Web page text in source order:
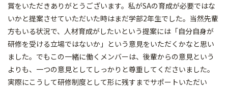
賞をいただきありがとうございます。私がSAの育成が必要ではな
いかと提案させていただいた時はまだ学部2年生でした。当然先輩
方もいる状況で、人材育成がしたいという提案には「自分自身が
研修を受ける立場ではないか」という意見をいただくかなと思い
ました。でもこの一緒に働くメンバーは、後輩からの意見という
よりも、一つの意見としてしっかりと尊重してくださいました。
実際にこうして研修制度として形に残すまでサポートいただい